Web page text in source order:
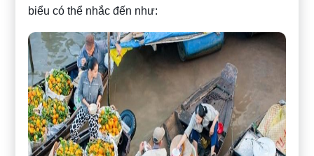
biểu có thể nhắc đến như: